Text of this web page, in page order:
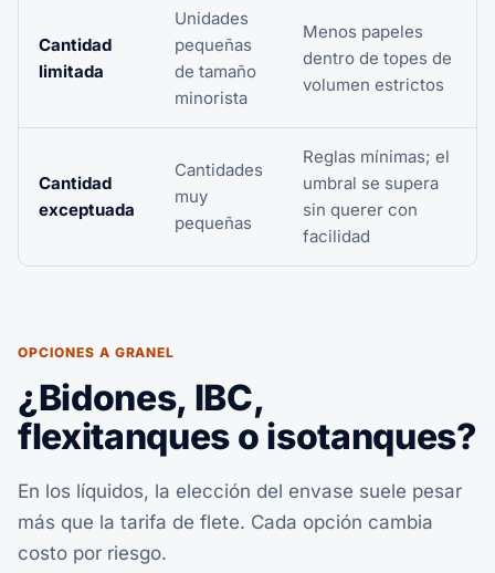
Cantidad
limitada
Unidades
pequeñas
de tamaño
minorista
Menos papeles
dentro de topes de
volumen estrictos
Cantidad
exceptuada
Cantidades
muy
pequeñas
Reglas mínimas; el
umbral se supera
sin querer con
facilidad
OPCIONES A GRANEL
¿Bidones, IBC,
flexitanques o isotanques?
En los líquidos, la elección del envase suele pesar
más que la tarifa de flete. Cada opción cambia
costo por riesgo.